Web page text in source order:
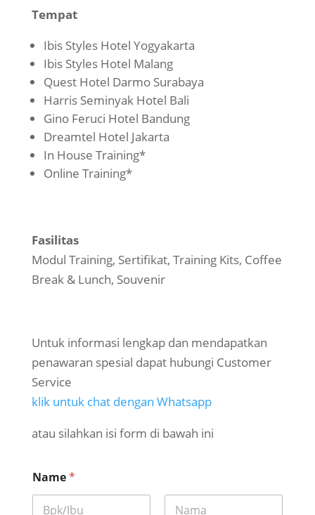
Tempat
Ibis Styles Hotel Yogyakarta
Ibis Styles Hotel Malang
Quest Hotel Darmo Surabaya
Harris Seminyak Hotel Bali
Gino Feruci Hotel Bandung
Dreamtel Hotel Jakarta
In House Training*
Online Training*
Fasilitas
Modul Training, Sertifikat, Training Kits, Coffee
Break & Lunch, Souvenir
Untuk informasi lengkap dan mendapatkan
penawaran spesial dapat hubungi Customer
Service
klik untuk chat dengan Whatsapp
atau silahkan isi form di bawah ini
Name*